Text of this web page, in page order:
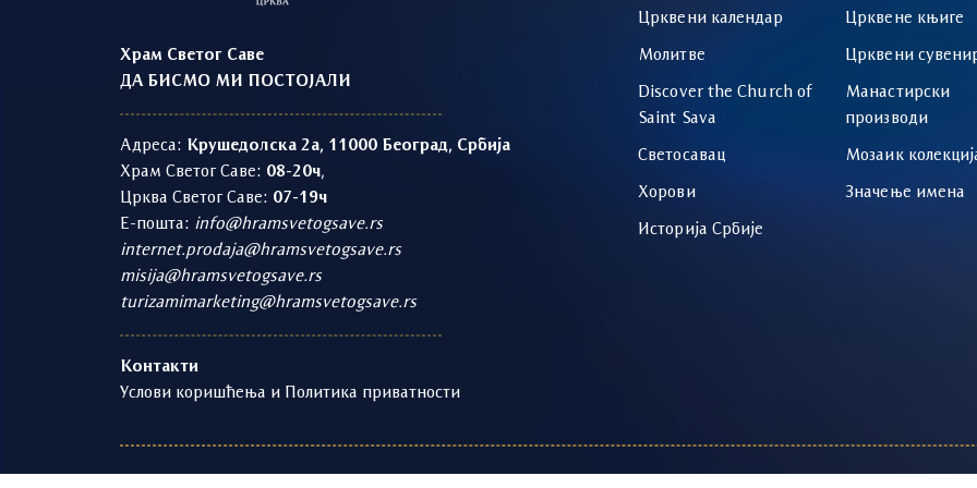
Храм Светог Саве
ДА БИСМО МИ ПОСТОЈАЛИ
Адреса: Крушедолска 2а, 11000 Београд, Србија
Храм Светог Саве: 08-20ч,
Црква Светог Саве: 07-19ч
Е-пошта: info@hramsvetogsave.rs
internet.prodaja@hramsvetogsave.rs
misija@hramsvetogsave.rs
turizamimarketing@hramsvetogsave.rs
Контакти
Услови коришћења и Политика приватности
Црквени календар
Молитве
Discover the Church of
Saint Sava
Светосавац
Хорови
Историја Србије
Црквене књиге
Црквени
Манастирски
производи
Мозаик
Значење имена